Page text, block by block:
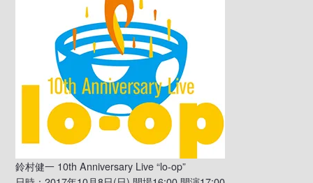
鈴村健一 10th Anniversary Live “lo-op”